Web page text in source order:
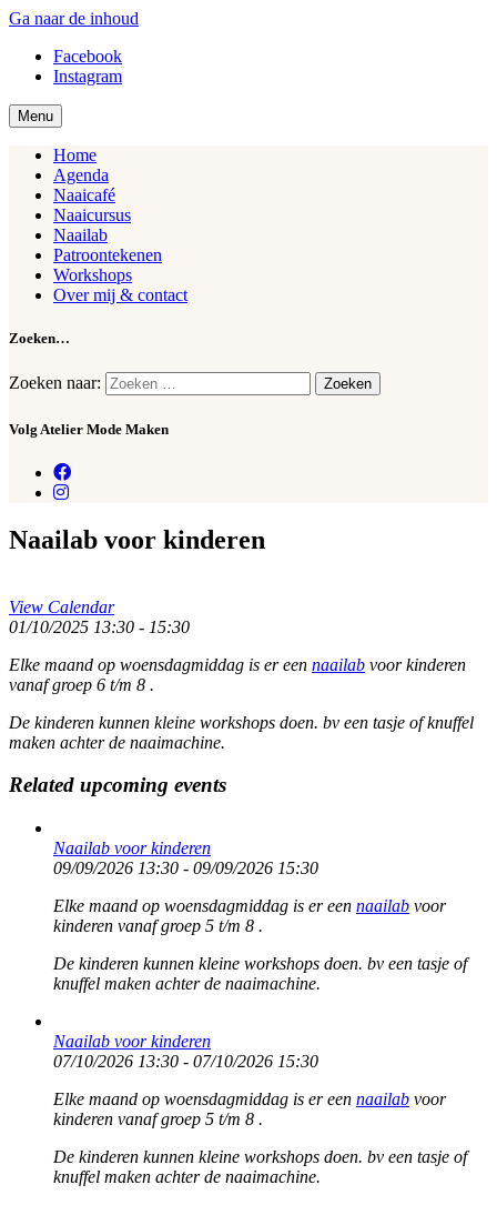
Ga naar de inhoud
Atelier
Mode Maken
Facebook
Instagram
Menu
Home
Agenda
Naaicafé
Naaicursus
Naailab
Patroontekenen
Workshops
Over mij & contact
Zoeken…
Zoeken naar:
Volg Atelier Mode Maken
Naailab voor kinderen
View Calendar
01/10/2025 13:30 - 15:30
Elke maand op woensdagmiddag is er een naailab voor kinderen
vanaf groep 6 t/m 8 .
De kinderen kunnen kleine workshops doen. bv een tasje of knuffel
maken achter de naaimachine.
Related upcoming events
Naailab voor kinderen
09/09/2026 13:30 - 09/09/2026 15:30
Elke maand op woensdagmiddag is er een naailab voor
kinderen vanaf groep 5 t/m 8 .
De kinderen kunnen kleine workshops doen. bv een tasje of
knuffel maken achter de naaimachine.
Naailab voor kinderen
07/10/2026 13:30 - 07/10/2026 15:30
Elke maand op woensdagmiddag is er een naailab voor
kinderen vanaf groep 5 t/m 8 .
De kinderen kunnen kleine workshops doen. bv een tasje of
knuffel maken achter de naaimachine.